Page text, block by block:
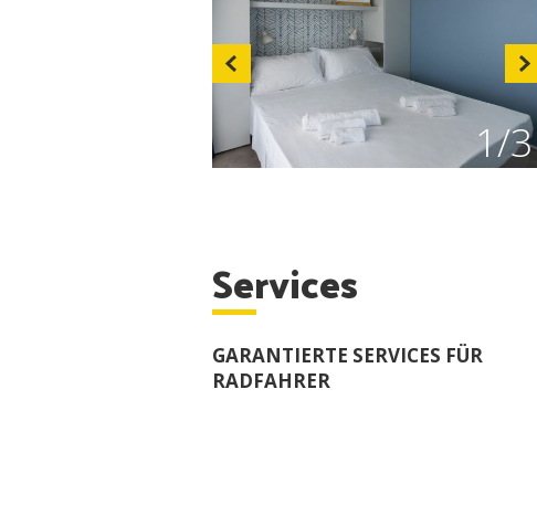
1/3
Services
GARANTIERTE SERVICES FÜR
RADFAHRER